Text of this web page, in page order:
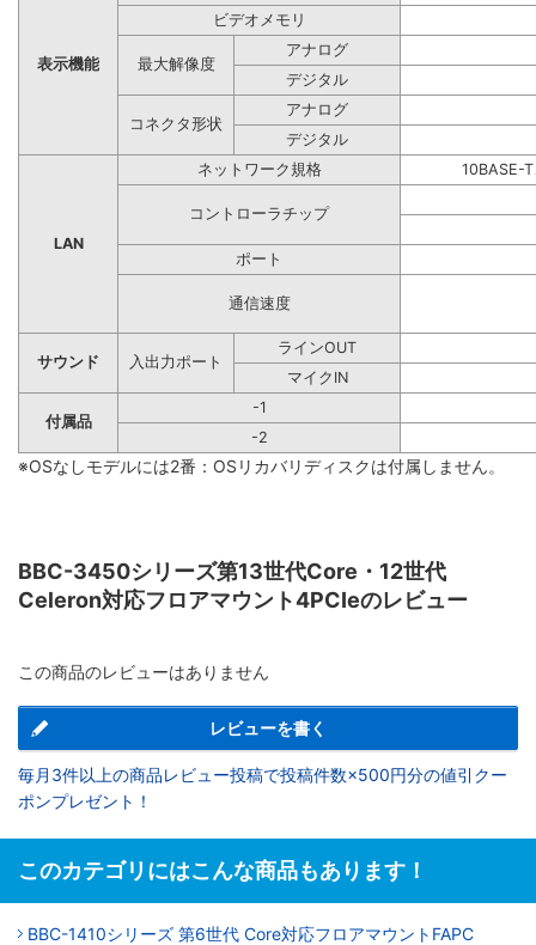
表示機能
ビデオメモリ
最大解像度
アナログ
デジタル
コネクタ形状
アナログ
デジタル
LAN
ネットワーク規格 10BASE-
コントローラチップ
ポート
通信速度
サウンド 入出力ポート
ラインOUT
マイクIN
付属品
-1
-2
※OSなしモデルには2番：OSリカバリディスクは付属しません。
BBC-3450シリーズ第13世代Core・12世代
Celeron対応フロアマウント4PCIeのレビュー
この商品のレビューはありません
レビューを書く
毎月3件以上の商品レビュー投稿で投稿件数×500円分の値引クー
ポンプレゼント！
このカテゴリにはこんな商品もあります！
BBC-1410シリーズ 第6世代 Core対応フロアマウントFAPC